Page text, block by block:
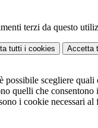
terzi da questo
tutti i cookies Accetta
possibile scegliere
quelli che
i cookie necessari